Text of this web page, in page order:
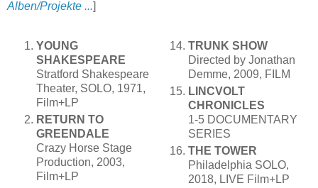
Alben/Projekte ...]
YOUNG
SHAKESPEARE
Stratford Shakespeare
Theater, SOLO, 1971,
Film+LP
RETURN TO
GREENDALE
Crazy Horse Stage
Production, 2003,
Film+LP
TRUNK SHOW
Directed by Jonathan
Demme, 2009, FILM
LINCVOLT
CHRONICLES
1-5 DOCUMENTARY
SERIES
THE TOWER
Philadelphia SOLO,
2018, LIVE Film+LP